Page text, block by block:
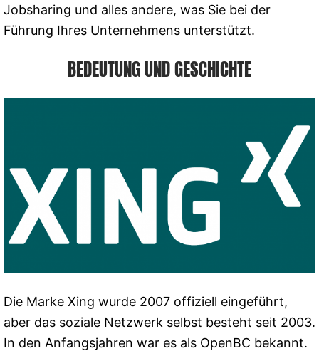
Jobsharing und alles andere, was Sie bei der
Führung Ihres Unternehmens unterstützt.
BEDEUTUNG UND GESCHICHTE
Die Marke Xing wurde 2007 offiziell eingeführt,
aber das soziale Netzwerk selbst besteht seit 2003.
In den Anfangsjahren war es als OpenBC bekannt.